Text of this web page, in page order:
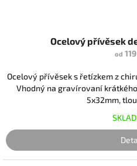
Ocelový přívěsek
od
Ocelový přívěsek s řetízkem z
Vhodný na gravírovaní
5x32mm,